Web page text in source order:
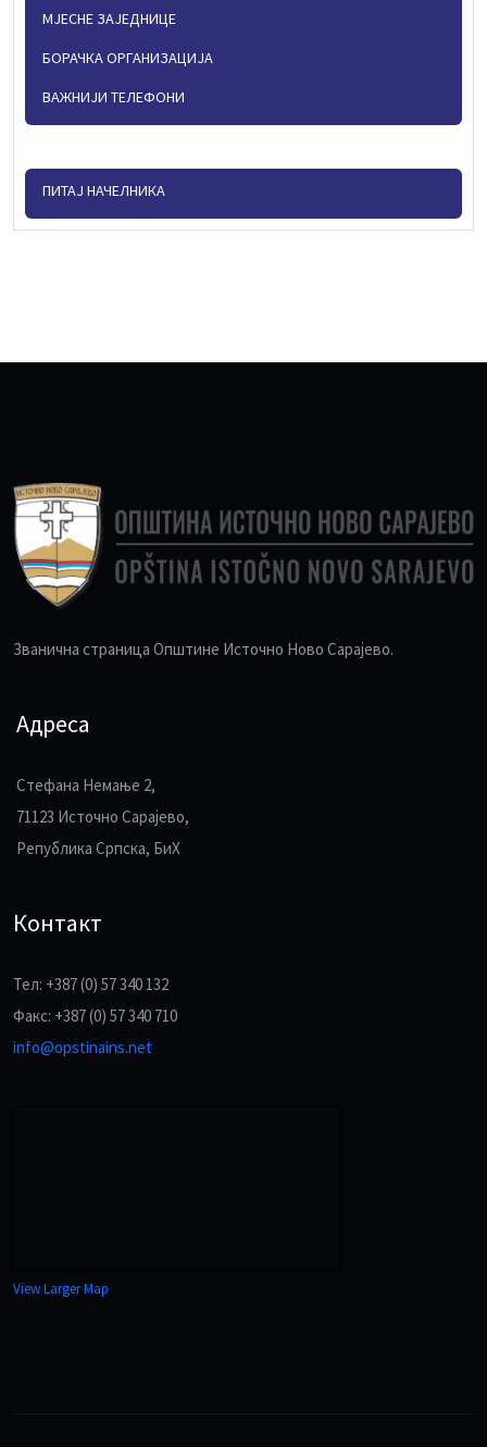
МЈЕСНЕ ЗАЈЕДНИЦЕ
БОРАЧКА ОРГАНИЗАЦИЈА
ВАЖНИЈИ ТЕЛЕФОНИ
ПИТАЈ НАЧЕЛНИКА
Званична страница Општине Источно Ново Сарајево.
Адреса
Стефана Немање 2,
71123 Источно Сарајево,
Република Српска, БиХ
Контакт
Тел: +387 (0) 57 340 132
Факс: +387 (0) 57 340 710
info@opstinains.net
View Larger Map